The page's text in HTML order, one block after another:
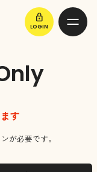
lock
LOGIN
す
が必要です。